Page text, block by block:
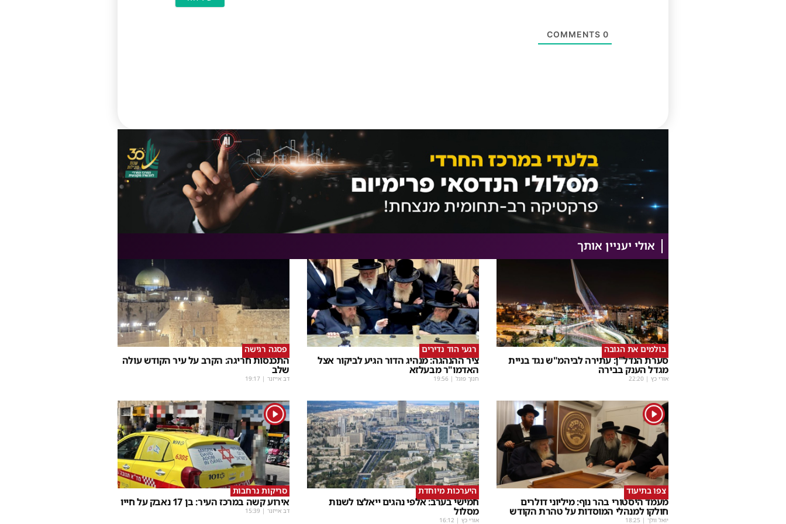
0
אולי יעניין אותך
בולמים את הגובה
סערת הנדל"ן: עתירה לביהמ"ש נגד בניית
מגדל הענק בבירה
אורי כץ |
22:20
רגעי הוד נדירים
ציר ההנהגה: מנהיג הדור הגיע לביקור אצל
האדמו"ר מבעלזא
חנוך פוגל |
19:56
פסגה רגישה
התכנסות חריגה: הקרב על עיר הקודש עולה
שלב
דב אייזנר |
19:17
1
צפו בתיעוד
מעמד היסטורי בהר נוף: מיליוני דולרים
חולקו למנהלי המוסדות על טהרת הקודש
יואל וולך |
18:25
היערכות מיוחדת
חמישי בערב: אלפי נהגים ייאלצו לשנות
מסלול
אורי כץ |
16:12
1
סריקות נרחבות
אירוע קשה במרכז העיר: בן 17 נאבק על חייו
דב אייזנר |
15:39